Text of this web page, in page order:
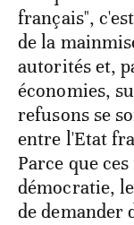
français",
de la
autorités et,
économies,
refusons se
entre l'Etat
Parce que
démocratie,
de demander